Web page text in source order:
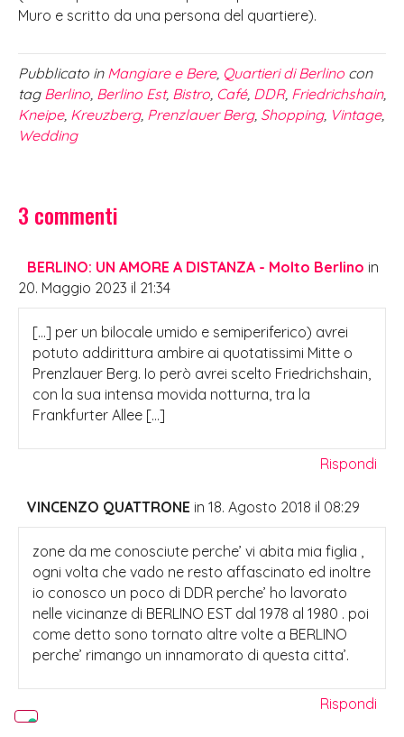
Muro e scritto da una persona del quartiere).
Pubblicato in Mangiare e Bere, Quartieri di Berlino con
tag Berlino, Berlino Est, Bistro, Café, DDR, Friedrichshain,
Kneipe, Kreuzberg, Prenzlauer Berg, Shopping, Vintage,
Wedding
3 commenti
BERLINO: UN AMORE A DISTANZA - Molto Berlino in
20. Maggio 2023 il 21:34
[…] per un bilocale umido e semiperiferico) avrei
potuto addirittura ambire ai quotatissimi Mitte o
Prenzlauer Berg. Io però avrei scelto Friedrichshain,
con la sua intensa movida notturna, tra la
Frankfurter Allee […]
Rispondi
VINCENZO QUATTRONE in 18. Agosto 2018 il 08:29
zone da me conosciute perche’ vi abita mia figlia ,
ogni volta che vado ne resto affascinato ed inoltre
io conosco un poco di DDR perche’ ho lavorato
nelle vicinanze di BERLINO EST dal 1978 al 1980 . poi
come detto sono tornato altre volte a BERLINO
perche’ rimango un innamorato di questa citta’.
Rispondi